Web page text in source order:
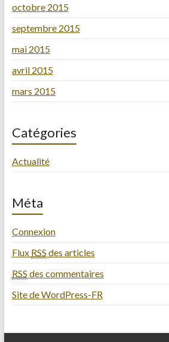
octobre 2015
septembre 2015
mai 2015
avril 2015
mars 2015
Catégories
Actualité
Méta
Connexion
Flux RSS des articles
RSS des commentaires
Site de WordPress-FR